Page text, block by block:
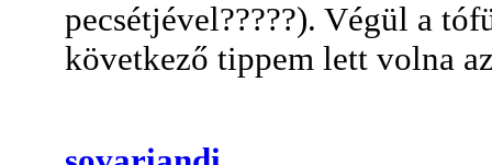
pecsétjével?????). Végül a
következő tippem lett volna